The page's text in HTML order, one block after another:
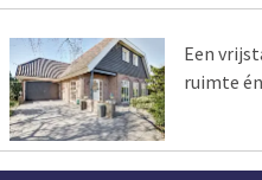
Een
ruimte